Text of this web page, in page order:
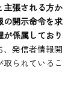
主張される方か
の開示命令を求
係属しており
、発信者情報開
られているこ